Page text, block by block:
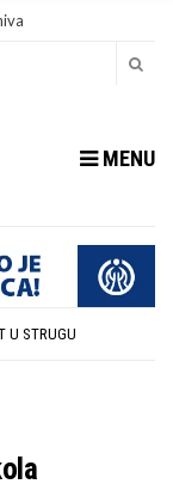
MENU
DUBOČICA I LOZNICA BEZ GOLOVA NA PRVOJ UTAKMICI U LESKOVCU
U STRUGU